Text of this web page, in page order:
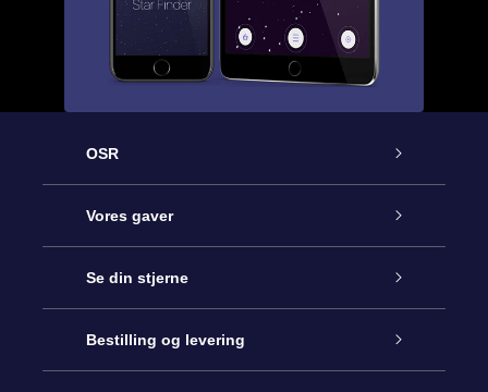
OSR
Kundeservice
Kontakt os
Bloggen
Vores gaver
Online Stjernegave
OSR Gavepakke
Se din stjerne
Star Register
Bestilling og levering